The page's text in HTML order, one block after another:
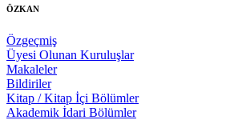
ÖZKAN
Özgeçmiş
Üyesi Olunan Kuruluşlar
Makaleler
Bildiriler
Kitap / Kitap İçi Bölümler
Akademik İdari Bölümler